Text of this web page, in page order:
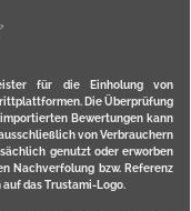
für die Einholung von
Die Überprüfung
Bewertungen kann
von Verbrauchern
genutzt oder erworben
Nachverfolung bzw. Referenz
das Trustami-Logo.